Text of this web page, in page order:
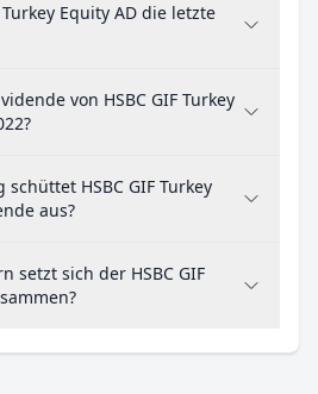
Equity AD die letzte
von HSBC GIF Turkey
HSBC GIF Turkey
aus?
setzt sich der HSBC GIF